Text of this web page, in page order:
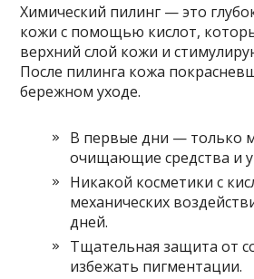
Химический пилинг — это
кожи с помощью кислот,
верхний слой кожи и
После пилинга кожа
бережном уходе.
В первые дни — только
очищающие средства и
Никакой косметики с
механических
дней.
Тщательная защита от
избежать пигментации.